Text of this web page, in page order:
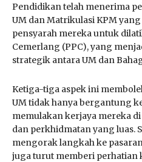
Pendidikan telah menerima
UM dan Matrikulasi KPM
pensyarah mereka untuk
Cemerlang (PPC), yang
strategik antara UM dan
Ketiga-tiga aspek ini
UM tidak hanya bergantung
memulakan kerjaya mereka
dan perkhidmatan yang luas.
mengorak langkah ke
juga turut memberi perhatian